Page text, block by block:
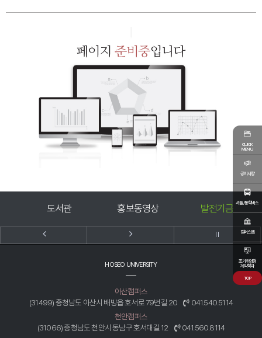
QUICK
MENU
공지사항
셔틀/통학버스
캠퍼스맵
조기취업형
계약학과
TOP
도서관 홍보동영상 발전기금
HOSEO UNIVERSITY
아산캠퍼스
(31499) 충청남도 아산시 배방읍 호서로 79번길 20
041.540.5114
천안캠퍼스
(31066) 충청남도 천안시 동남구 호서대길 12
041.560.8114